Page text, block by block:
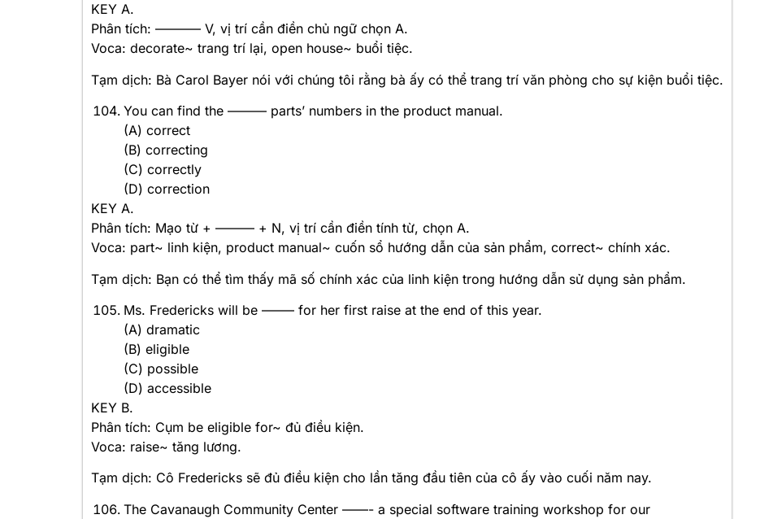
KEY A.
Phân tích: ———– V, vị trí cần điền chủ ngữ chọn A.
Voca: decorate~ trang trí lại, open house~ buổi tiệc.
Tạm dịch: Bà Carol Bayer nói với chúng tôi rằng bà ấy có thể trang trí văn phòng cho sự kiện buổi tiệc.
You can find the ——— parts’ numbers in the product manual.
(A) correct
(B) correcting
(C) correctly
(D) correction
KEY A.
Phân tích: Mạo từ + ——— + N, vị trí cần điền tính từ, chọn A.
Voca: part~ linh kiện, product manual~ cuốn sổ hướng dẫn của sản phẩm, correct~ chính xác.
Tạm dịch: Bạn có thể tìm thấy mã số chính xác của linh kiện trong hướng dẫn sử dụng sản phẩm.
Ms. Fredericks will be ——– for her first raise at the end of this year.
(A) dramatic
(B) eligible
(C) possible
(D) accessible
KEY B.
Phân tích: Cụm be eligible for~ đủ điều kiện.
Voca: raise~ tăng lương.
Tạm dịch: Cô Fredericks sẽ đủ điều kiện cho lần tăng đầu tiên của cô ấy vào cuối năm nay.
The Cavanaugh Community Center ——- a special software training workshop for our